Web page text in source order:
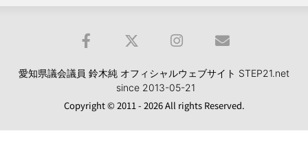
愛知県議会議員 鈴木純 オフィシャルウェブサイト STEP21.net
since 2013-05-21
Copyright © 2011 - 2026 All rights Reserved.